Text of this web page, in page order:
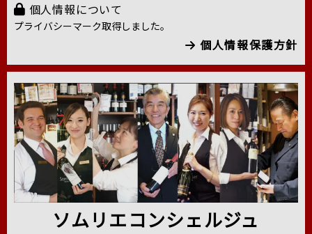
個人情報について
プライバシーマーク取得しました。
個人情報保護方針
ソムリエコンシェルジュ